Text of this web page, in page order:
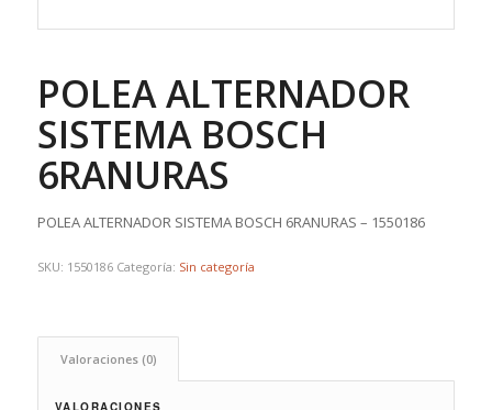
POLEA ALTERNADOR
SISTEMA BOSCH
6RANURAS
POLEA ALTERNADOR SISTEMA BOSCH 6RANURAS – 1550186
SKU: 1550186 Categoría: Sin categoría
Valoraciones (0)
VALORACIONES